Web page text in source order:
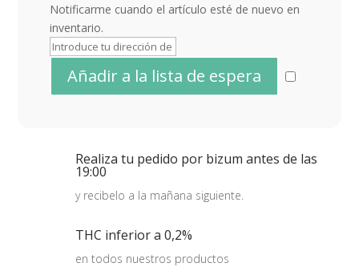
Notificarme cuando el artículo esté de nuevo en
inventario.
Realiza tu pedido por bizum antes de las
19:00
y recibelo a la mañana siguiente.
THC inferior a 0,2%
en todos nuestros productos